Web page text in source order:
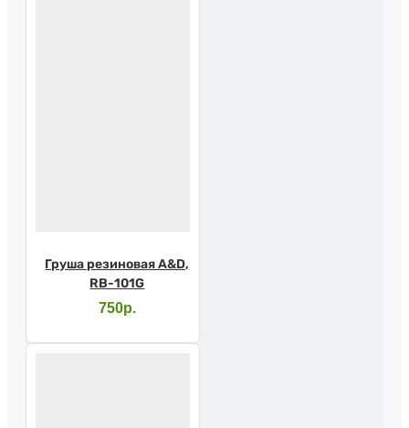
Груша резиновая A&D,
RB-101G
750р.